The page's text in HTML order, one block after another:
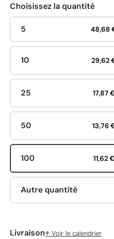
Choisissez la quantité
5 48,68
10 29,62
25 17,87
50 13,76
100 11,62
Autre quantité
Livraison+ Voir le calendrier